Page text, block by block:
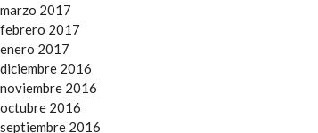
marzo 2017
febrero 2017
enero 2017
diciembre 2016
noviembre 2016
octubre 2016
septiembre 2016